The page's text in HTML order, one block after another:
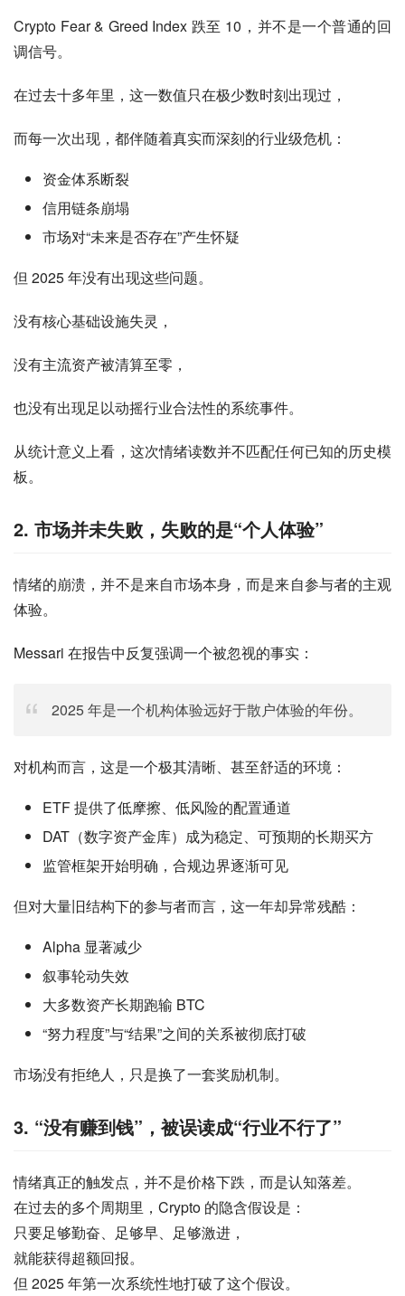
Crypto Fear & Greed Index 跌至 10，并不是一个普通的回
调信号。
在过去十多年里，这一数值只在极少数时刻出现过，
而每一次出现，都伴随着真实而深刻的行业级危机：
资金体系断裂
信用链条崩塌
市场对“未来是否存在”产生怀疑
但 2025 年没有出现这些问题。
没有核心基础设施失灵，
没有主流资产被清算至零，
也没有出现足以动摇行业合法性的系统事件。
从统计意义上看，这次情绪读数并不匹配任何已知的历史模
板。
2. 市场并未失败，失败的是“个人体验”
情绪的崩溃，并不是来自市场本身，而是来自参与者的主观
体验。
Messari 在报告中反复强调一个被忽视的事实：
2025 年是一个机构体验远好于散户体验的年份。
对机构而言，这是一个极其清晰、甚至舒适的环境：
ETF 提供了低摩擦、低风险的配置通道
DAT（数字资产金库）成为稳定、可预期的长期买方
监管框架开始明确，合规边界逐渐可见
但对大量旧结构下的参与者而言，这一年却异常残酷：
Alpha 显著减少
叙事轮动失效
大多数资产长期跑输 BTC
“努力程度”与“结果”之间的关系被彻底打破
市场没有拒绝人，只是换了一套奖励机制。
3. “没有赚到钱”，被误读成“行业不行了”
情绪真正的触发点，并不是价格下跌，而是认知落差。
在过去的多个周期里，Crypto 的隐含假设是：
只要足够勤奋、足够早、足够激进，
就能获得超额回报。
但 2025 年第一次系统性地打破了这个假设。